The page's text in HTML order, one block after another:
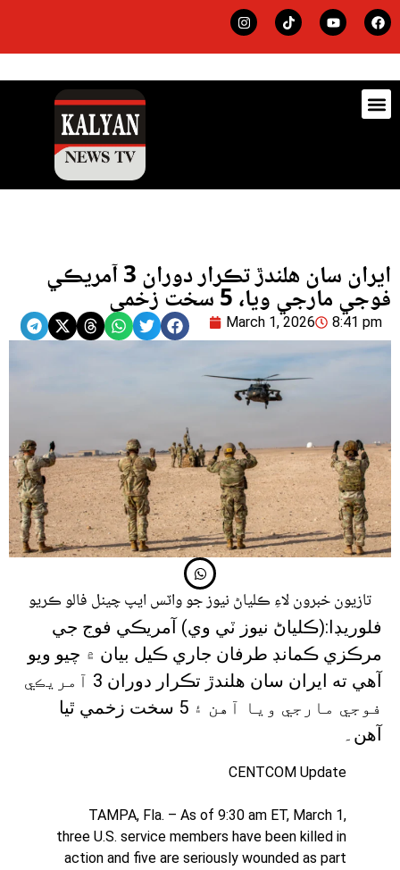
ايران سان هلندڙ تڪرار دوران 3 آمريڪي
فوجي مارجي ويا، 5 سخت زخمي
March 1, 2026 8:41 pm
تازيون خبرون لاءِ ڪلياڻ نيوز جو واٽس ايپ چينل فالو ڪريو
فلوريڊا:(ڪلياڻ نيوز ٽي وي) آمريڪي فوج جي
مرڪزي ڪمانڊ طرفان جاري ڪيل بيان ۾ چيو ويو
آهي ته ايران سان هلندڙ تڪرار دوران 3 آمريڪي
فوجي مارجي ويا آهن ۽ 5 سخت زخمي ٿيا
آهن۔
CENTCOM Update
TAMPA, Fla. – As of 9:30 am ET, March 1,
three U.S. service members have been killed in
action and five are seriously wounded as part